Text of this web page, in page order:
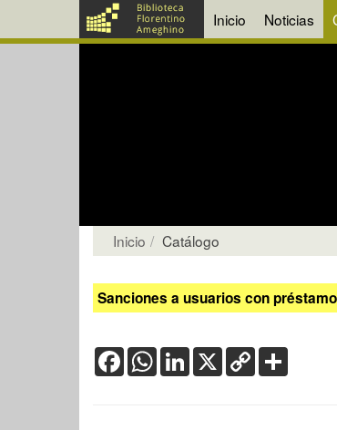
Inicio Noticias
Inicio Catálogo
Sanciones a usuarios con
FacebookWhatsApp
LinkedIn
X Copy
Link